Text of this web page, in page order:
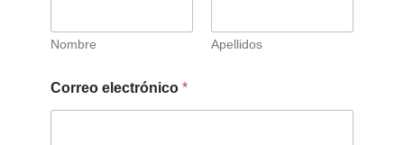
Nombre Apellidos
Correo electrónico *